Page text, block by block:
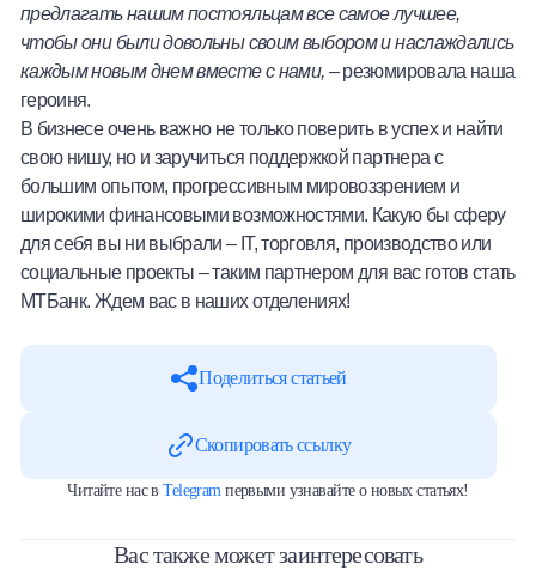
предлагать нашим постояльцам все самое лучшее,
чтобы они были довольны своим выбором и наслаждались
каждым новым днем вместе с нами, – резюмировала наша
героиня.
В бизнесе очень важно не только поверить в успех и найти
свою нишу, но и заручиться поддержкой партнера с
большим опытом, прогрессивным мировоззрением и
широкими финансовыми возможностями. Какую бы сферу
для себя вы ни выбрали – IT, торговля, производство или
социальные проекты – таким партнером для вас готов стать
МТБанк. Ждем вас в наших отделениях!
Поделиться статьей
Скопировать ссылку
Читайте нас вTelegram первыми узнавайте о новых статьях!
Вас также может заинтересовать